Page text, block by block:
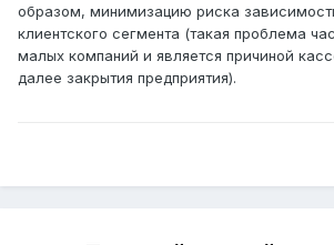
образом, минимизацию риска
клиентского сегмента (такая проблема
малых компаний и является причиной
далее закрытия предприятия).